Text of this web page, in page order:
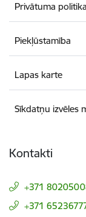
Privātuma politika
Piekļūstamība
Lapas karte
Sīkdatņu izvēles
Kontakti
+371
+371